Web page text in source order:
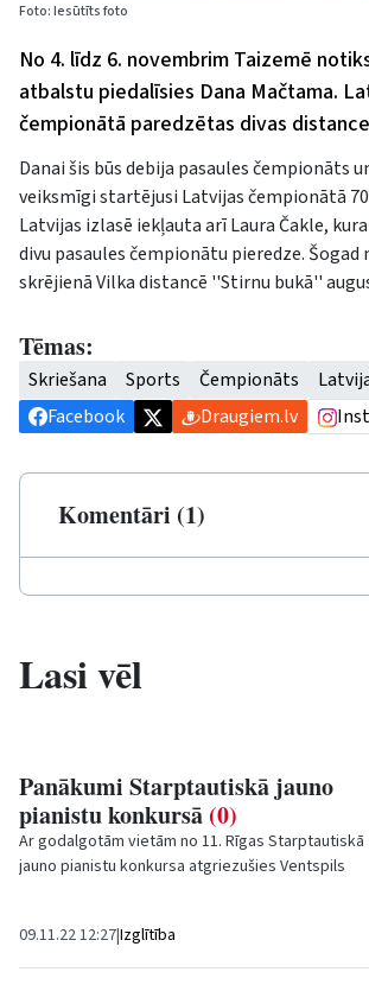
Foto: Iesūtīts foto
No 4. līdz 6. novembrim Taizemē
atbalstu piedalīsies Dana Mačtama.
čempionātā paredzētas divas
Danai šis būs debija pasaules čempionāts
veiksmīgi startējusi Latvijas čempionātā
Latvijas izlasē iekļauta arī Laura Čakle,
divu pasaules čempionātu pieredze.
skrējienā Vilka distancē ''Stirnu bukā''
Tēmas:
Skriešana Sports Čempionāts
Facebook
Draugiem.lv
Komentāri (1)
Lasi vēl
Panākumi Starptautiskā jauno
pianistu konkursā (0)
Ar godalgotām vietām no 11. Rīgas Starptautiskā
jauno pianistu konkursa atgriezušies Ventspils
09.11.22 12:27|Izglītība